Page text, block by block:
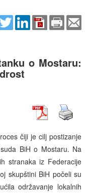
o Mostaru:
čiji je cilj postizanje
BiH o Mostaru. Na
stranaka iz Federacije
skupštini BiH počeli su
održavanje lokalnih